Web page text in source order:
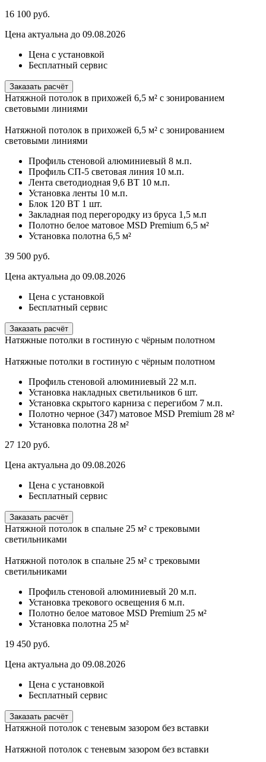
16 100 руб.
Цена актуальна до 09.08.2026
Цена с установкой
Бесплатный сервис
Заказать расчёт
Натяжной потолок в прихожей 6,5 м² с зонированием
световыми линиями
Натяжной потолок в прихожей 6,5 м² с зонированием
световыми линиями
Профиль стеновой алюминиевый 8 м.п.
Профиль СП-5 световая линия 10 м.п.
Лента светодиодная 9,6 ВТ 10 м.п.
Установка ленты 10 м.п.
Блок 120 ВТ 1 шт.
Закладная под перегородку из бруса 1,5 м.п
Полотно белое матовое MSD Premium 6,5 м²
Установка полотна 6,5 м²
39 500 руб.
Цена актуальна до 09.08.2026
Цена с установкой
Бесплатный сервис
Заказать расчёт
Натяжные потолки в гостиную с чёрным полотном
Натяжные потолки в гостиную с чёрным полотном
Профиль стеновой алюминиевый 22 м.п.
Установка накладных светильников 6 шт.
Установка скрытого карниза с перегибом 7 м.п.
Полотно черное (347) матовое MSD Premium 28 м²
Установка полотна 28 м²
27 120 руб.
Цена актуальна до 09.08.2026
Цена с установкой
Бесплатный сервис
Заказать расчёт
Натяжной потолок в спальне 25 м² с трековыми
светильниками
Натяжной потолок в спальне 25 м² с трековыми
светильниками
Профиль стеновой алюминиевый 20 м.п.
Установка трекового освещения 6 м.п.
Полотно белое матовое MSD Premium 25 м²
Установка полотна 25 м²
19 450 руб.
Цена актуальна до 09.08.2026
Цена с установкой
Бесплатный сервис
Заказать расчёт
Натяжной потолок с теневым зазором без вставки
Натяжной потолок с теневым зазором без вставки